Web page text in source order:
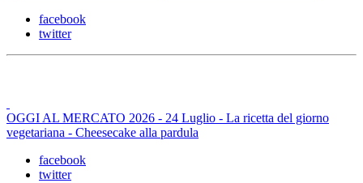
facebook
twitter
OGGI AL MERCATO 2026 - 24 Luglio - La ricetta del giorno
vegetariana - Cheesecake alla pardula
facebook
twitter